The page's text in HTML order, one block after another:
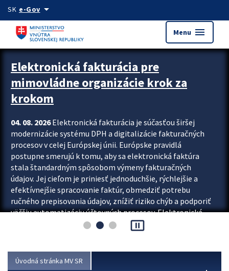
Preskocit na hlavný obsah
SK e-Govarrow_drop_down
Menu menu
Zastavit automatický posun upútavok
Elektronická fakturácia pre
mimovládne organizácie krok za
krokom
04. 08. 2026Elektronická fakturácia je súčasťou širšej
modernizácie systému DPH a digitalizácie fakturačných
procesov v celej Európskej únii. Európske pravidlá
postupne smerujú k tomu, aby sa elektronická faktúra
stala štandardným spôsobom výmeny fakturačných
údajov. Jej cieľom je priniesť jednoduchšie, rýchlejšie a
efektívnejšie spracovanie faktúr, obmedziť potrebu
ručného prepisovania údajov, znížiť riziko chýb a podporiť
väčšiu automatizáciu účtovných procesov. Elektronická
fakturácia preto nepredstavuje...
pause_presentation
Úvodná stránka MV SR